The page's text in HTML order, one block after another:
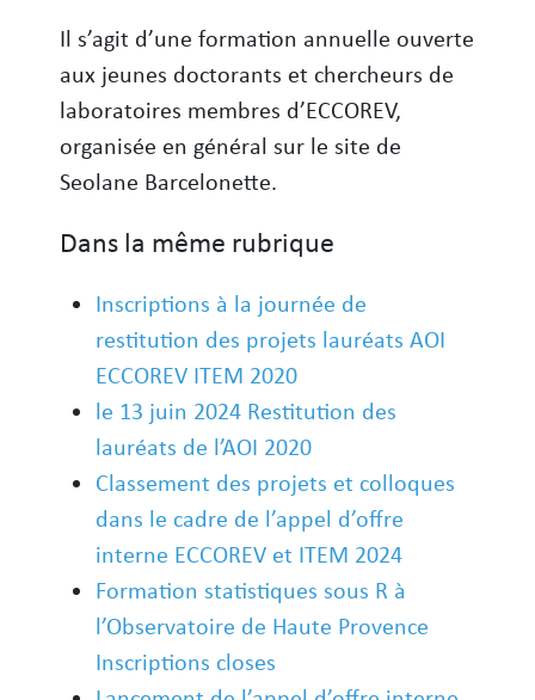
Il s’agit d’une formation annuelle ouverte
aux jeunes doctorants et chercheurs de
laboratoires membres d’ECCOREV,
organisée en général sur le site de
Seolane Barcelonette.
Dans la même rubrique
Inscriptions à la journée de
restitution des projets lauréats AOI
ECCOREV ITEM 2020
le 13 juin 2024 Restitution des
lauréats de l’AOI 2020
Classement des projets et colloques
dans le cadre de l’appel d’offre
interne ECCOREV et ITEM 2024
Formation statistiques sous R à
l’Observatoire de Haute Provence
Inscriptions closes